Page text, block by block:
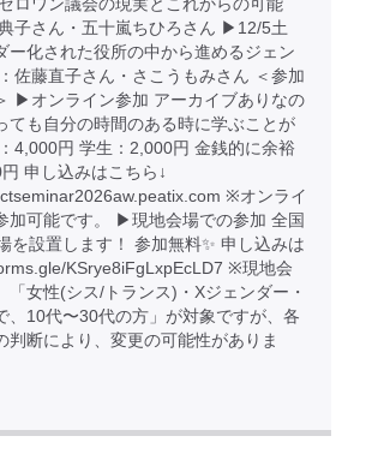
子さん・五十嵐ちひろさん ▶︎12/5土
ー化された役所の中から進めるジェン
佐藤直子さん・さこうもみさん ＜参加
▶︎オンライン参加 アーカイブありなの
ても自分の時間のある時に学ぶことが
4,000円 学生：2,000円 金銭的に余裕
申し込みはこちら↓
※オンライ
加可能です。 ▶︎現地会場での参加 全国
を設置します！ 参加無料✨ 申し込みは
KSrye8iFgLxpEcLD7 ※現地会
「女性(シス/トランス)・Xジェンダー・
、10代〜30代の方」が対象ですが、各
判断により、変更の可能性がありま